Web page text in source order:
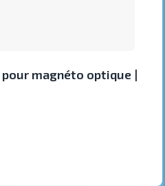
magnéto optique |